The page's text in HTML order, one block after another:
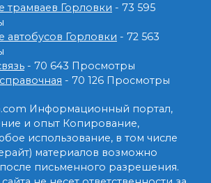
трамваев Горловки - 73 595
автобусов Горловки - 72 563
- 70 643 Просмотры
- 70 126 Просмотры
Информационный портал,
и опыт Копирование,
использование, в том числе
материалов возможно
письменного разрешения.